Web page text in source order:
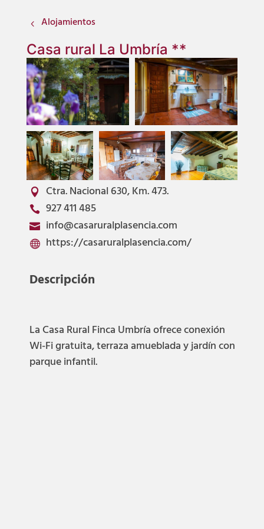
4 Alojamientos
Casa rural La Umbría **
 Ctra. Nacional 630, Km. 473.
 927 411 485
 info@casaruralplasencia.com
 https://casaruralplasencia.com/
Descripción
La Casa Rural Finca Umbría ofrece conexión
Wi-Fi gratuita, terraza amueblada y jardín con
parque infantil.